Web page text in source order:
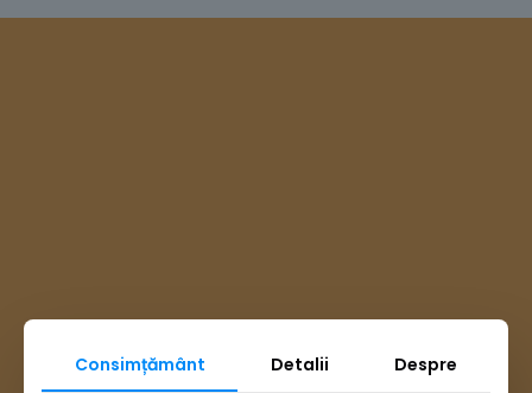
Consimțământ Detalii Despre